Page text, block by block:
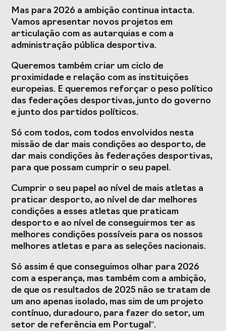
Mas para 2026 a ambição continua intacta.
Vamos apresentar novos projetos em
articulação com as autarquias e com a
administração pública desportiva.
Queremos também criar um ciclo de
proximidade e relação com as instituições
europeias. E queremos reforçar o peso político
das federações desportivas, junto do governo
e junto dos partidos políticos.
Só com todos, com todos envolvidos nesta
missão de dar mais condições ao desporto, de
dar mais condições às federações desportivas,
para que possam cumprir o seu papel.
Cumprir o seu papel ao nível de mais atletas a
praticar desporto, ao nível de dar melhores
condições a esses atletas que praticam
desporto e ao nível de conseguirmos ter as
melhores condições possíveis para os nossos
melhores atletas e para as seleções nacionais.
Só assim é que conseguimos olhar para 2026
com a esperança, mas também com a ambição,
de que os resultados de 2025 não se tratam de
um ano apenas isolado, mas sim de um projeto
contínuo, duradouro, para fazer do setor, um
setor de referência em Portugal”.